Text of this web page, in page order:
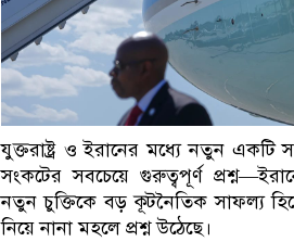
যুক্তরাষ্ট্র ও ইরানের মধ্যে নতুন একটি
সংকটের সবচেয়ে গুরুত্বপূর্ণ
নতুন চুক্তিকে বড় কূটনৈতিক সাফল্য
নিয়ে নানা মহলে প্রশ্ন উঠেছে।